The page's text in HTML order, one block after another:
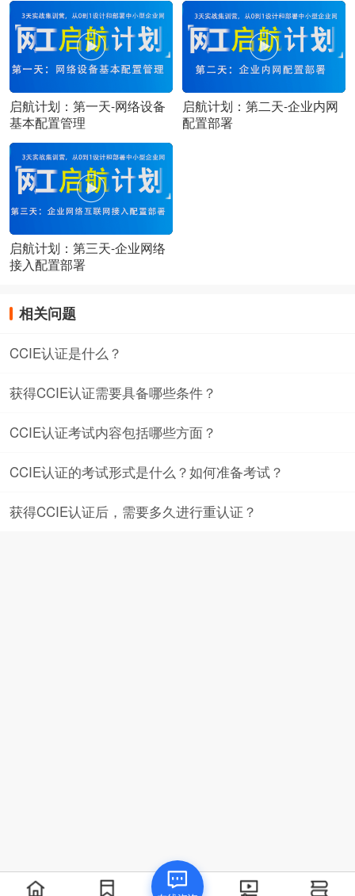
启航计划：第一天-网络设备
基本配置管理
启航计划：第二天-企业内网
配置部署
启航计划：第三天-企业网络
接入配置部署
相关问题
CCIE认证是什么？
获得CCIE认证需要具备哪些条件？
CCIE认证考试内容包括哪些方面？
CCIE认证的考试形式是什么？如何准备考试？
获得CCIE认证后，需要多久进行重认证？